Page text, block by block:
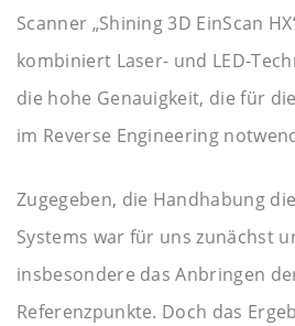
Scanner „Shining 3D EinScan
kombiniert Laser- und LED-
die hohe Genauigkeit, die für
im Reverse Engineering
Zugegeben, die Handhabung
Systems war für uns zunächst
insbesondere das Anbringen
Referenzpunkte. Doch das